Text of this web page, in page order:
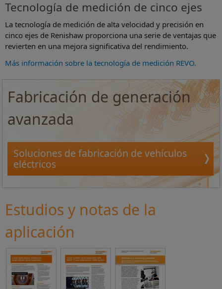
Tecnología de medición de cinco ejes
La tecnología de medición de alta velocidad y precisión en
cinco ejes de Renishaw proporciona una serie de ventajas que
revierten en una mejora significativa del rendimiento.
Más información sobre la tecnología de medición REVO.
Fabricación de generación
avanzada
Soluciones de fabricación de vehículos
eléctricos
Estudios y notas de la
aplicación